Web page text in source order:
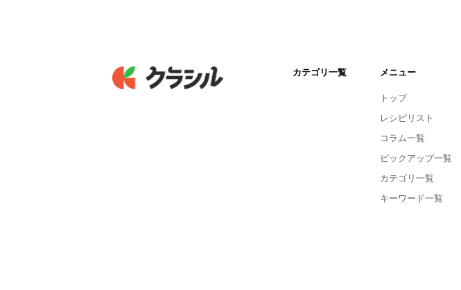
カテゴリ一覧 メニュー
トップ
レシピリスト
コラム一覧
ピックアップ一覧
カテゴリ一覧
キーワード一覧